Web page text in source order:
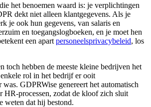
het benoemen waard is: je verplichtingen
dekt niet alleen klantgegevens. Als je
je ook hun gegevens, van salaris en
en toegangslogboeken, en je moet hen
een apart personeelsprivacybeleid, los
toch hebben de meeste kleine bedrijven het
rol in het bedrijf er ooit
GDPRWise genereert het automatisch
HR-processen, zodat de kloof zich sluit
weten dat hij bestond.